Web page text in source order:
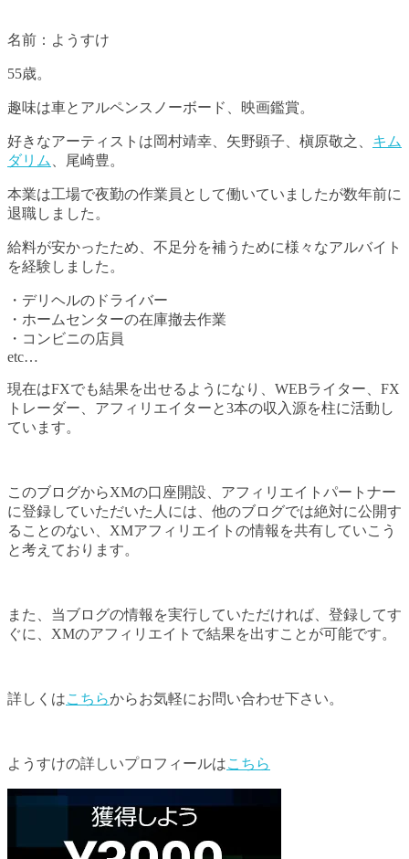
名前：ようすけ
55歳。
趣味は車とアルペンスノーボード、映画鑑賞。
好きなアーティストは岡村靖幸、矢野顕子、槇原敬之、 キム
ダリム
、尾崎豊。
本業は工場で夜勤の作業員として働いていましたが数年前に
退職しました。
給料が安かったため、不足分を補うために様々なアルバイト
を経験しました。
・デリヘルのドライバー
・ホームセンターの在庫撤去作業
・コンビニの店員
etc…
現在はFXでも結果を出せるようになり、WEBライター、FX
トレーダー、アフィリエイターと3本の収入源を柱に活動し
ています。
このブログからXMの口座開設、アフィリエイトパートナー
に登録していただいた人には、他のブログでは絶対に公開す
ることのない、XMアフィリエイトの情報を共有していこう
と考えております。
また、当ブログの情報を実行していただければ、登録してす
ぐに、XMのアフィリエイトで結果を出すことが可能です。
詳しくはこちらからお気軽にお問い合わせ下さい。
ようすけの詳しいプロフィールはこちら